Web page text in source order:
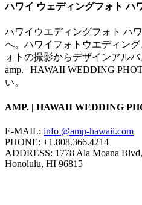
ハワイ ウェディングフォト ハ
ハワイウエディングフォト ハ
へ。ハワイフォトウエディン
ォトの撮影からデザインアル
amp. | HAWAII WEDDING
い。
AMP. | HAWAII WEDDING
E-MAIL: info @amp-hawaii.com
PHONE: +1.808.366.4214
ADDRESS: 1778 Ala Moana Blvd,
Honolulu, HI 96815